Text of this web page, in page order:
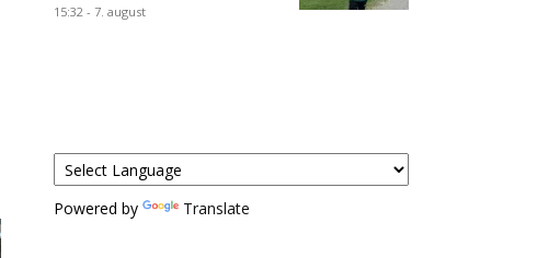
15:32 - 7. august
Powered by Translate